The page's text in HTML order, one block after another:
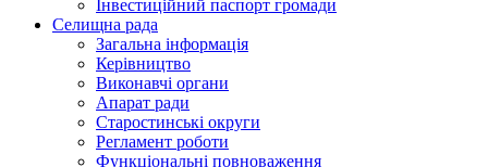
Інвестиційний паспорт громади
Селищна рада
Загальна інформація
Керівництво
Виконавчі органи
Апарат ради
Старостинські округи
Регламент роботи
Функціональні повноваження